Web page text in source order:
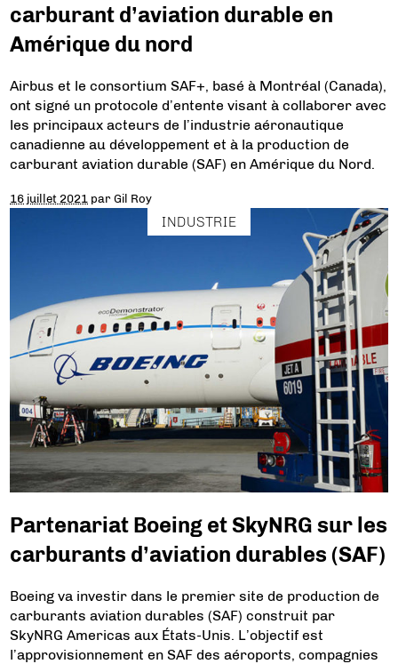
carburant d’aviation durable en
Amérique du nord
Airbus et le consortium SAF+, basé à Montréal (Canada),
ont signé un protocole d’entente visant à collaborer avec
les principaux acteurs de l’industrie aéronautique
canadienne au développement et à la production de
carburant aviation durable (SAF) en Amérique du Nord.
16 juillet 2021 parGil Roy
INDUSTRIE
Partenariat Boeing et SkyNRG sur les
carburants d’aviation durables (SAF)
Boeing va investir dans le premier site de production de
carburants aviation durables (SAF) construit par
SkyNRG Americas aux États-Unis. L’objectif est
l’approvisionnement en SAF des aéroports, compagnies